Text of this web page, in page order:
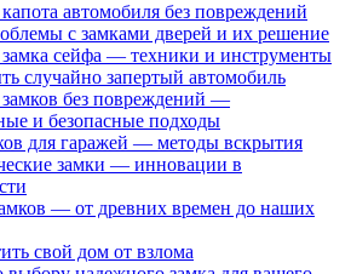
автомобиля без повреждений
с замками дверей и их решение
сейфа — техники и инструменты
случайно запертый автомобиль
без повреждений —
и безопасные подходы
для гаражей — методы вскрытия
замки — инновации в
— от древних времен до наших
свой дом от взлома